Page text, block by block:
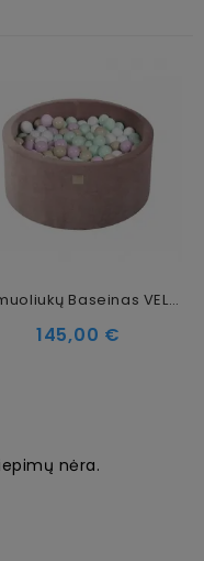
Kamuoliukų Baseinas VELVET, 300 Kamuoliukų, 40 Cm
Kaina
145,00 €
nėra.